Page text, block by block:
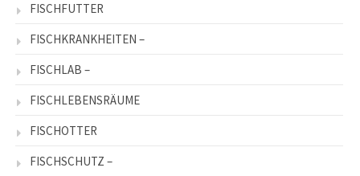
FISCHFUTTER
FISCHKRANKHEITEN –
FISCHLAB –
FISCHLEBENSRÄUME
FISCHOTTER
FISCHSCHUTZ –